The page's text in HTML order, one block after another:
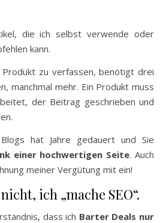
die ich selbst verwende oder
kann.
Produkt zu verfassen, benötigt drei
manchmal mehr. Ein Produkt muss
der Beitrag geschrieben und
hat Jahre gedauert und Sie
einer hochwertigen Seite. Auch
meiner Vergütung mit ein!
ich „mache SEO“.
dass ich Barter Deals nur